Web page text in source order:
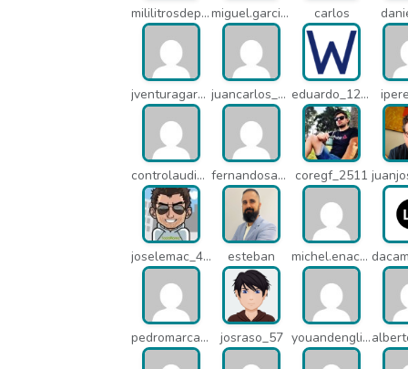
mililitrosdeperfume_lao miguel.garcia_l25 carlos
jventuragarcia_13040 juancarlos_ptr eduardo_12367
controlaudiovisual_1875 fernandosanche_q11 coregf_2511
joselemac_4098 esteban michel.enacsl_o1y
pedromarcabe_q5o josraso_57 youandenglish_q64